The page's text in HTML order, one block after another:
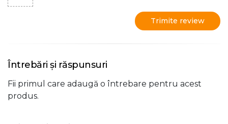
Trimite review
Întrebări și răspunsuri
Fii primul care adaugă o întrebare pentru acest
produs.